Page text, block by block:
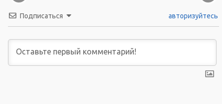
Подписаться авторизуйтесь